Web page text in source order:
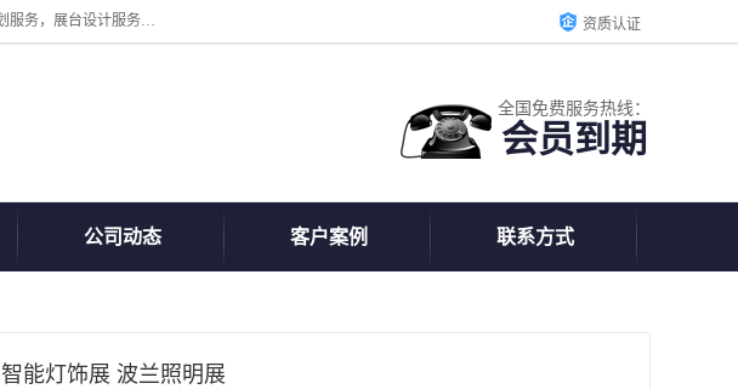
广州中际展览策划有限公司成立于2005年，注册地位于广州市番禺区洛浦街。经营范围包括会议及展览服务，大型活动组织策划服务，展台设计服务，广告业等；主要从事国外广告、标识、印花、LED、照明、光电、灯光、音响、视听、电子展览会等，展位预定-展品运输-签证-行程安排-补贴一站式服务。 资质认证
全国免费服务热线：
会员到期
公司动态 客户案例 联系方式
智能灯饰展 波兰照明展